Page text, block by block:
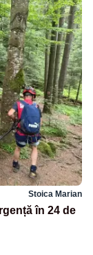
Stoica Marian
în 24 de